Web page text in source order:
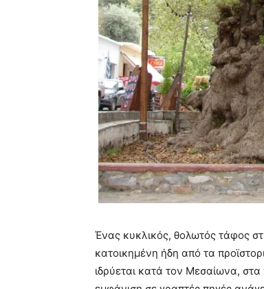
Ένας κυκλικός, θολωτός τάφος
κατοικημένη ήδη από τα
ιδρύεται κατά τον Μεσαίωνα,